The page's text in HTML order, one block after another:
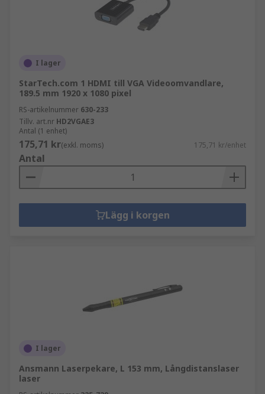
I lager
StarTech.com 1 HDMI till VGA Videoomvandlare,
189.5 mm 1920 x 1080 pixel
RS-artikelnummer 630-233
Tillv. art.nr HD2VGAE3
Antal (1 enhet)
175,71 kr(exkl. moms) 175,71 kr/enhet
Antal
Lägg i korgen
I lager
Ansmann Laserpekare, L 153 mm, Långdistanslaser
laser